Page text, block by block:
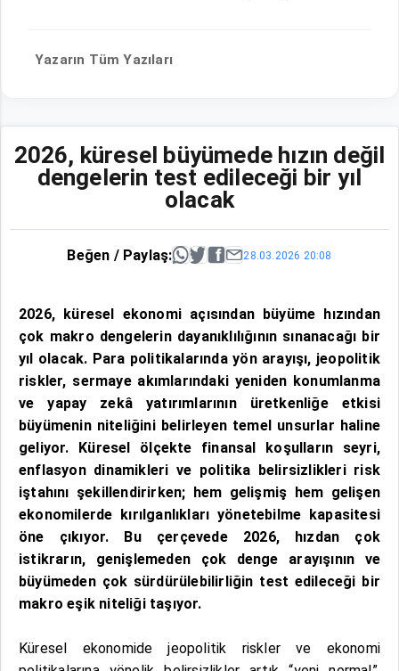
Yazarın Tüm Yazıları
2026, küresel büyümede hızın değil
dengelerin test edileceği bir yıl
olacak
Beğen / Paylaş: 28.03.2026 20:08
2026, küresel ekonomi açısından büyüme hızından
çok makro dengelerin dayanıklılığının sınanacağı bir
yıl olacak. Para politikalarında yön arayışı, jeopolitik
riskler, sermaye akımlarındaki yeniden konumlanma
ve yapay zekâ yatırımlarının üretkenliğe etkisi
büyümenin niteliğini belirleyen temel unsurlar haline
geliyor. Küresel ölçekte finansal koşulların seyri,
enflasyon dinamikleri ve politika belirsizlikleri risk
iştahını şekillendirirken; hem gelişmiş hem gelişen
ekonomilerde kırılganlıkları yönetebilme kapasitesi
öne çıkıyor. Bu çerçevede 2026, hızdan çok
istikrarın, genişlemeden çok denge arayışının ve
büyümeden çok sürdürülebilirliğin test edileceği bir
makro eşik niteliği taşıyor.
Küresel ekonomide jeopolitik riskler ve ekonomi